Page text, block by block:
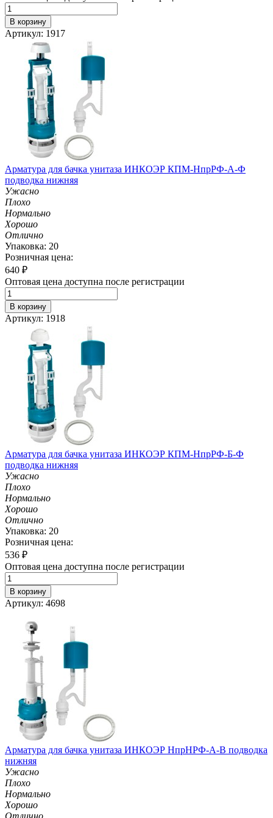
В корзину
Артикул: 1917
Арматура для бачка унитаза ИНКОЭР КПМ-НпрРФ-А-Ф
подводка нижняя
Ужасно
Плохо
Нормально
Хорошо
Отлично
Упаковка: 20
Розничная цена:
640 ₽
Оптовая цена доступна после регистрации
В корзину
Артикул: 1918
Арматура для бачка унитаза ИНКОЭР КПМ-НпрРФ-Б-Ф
подводка нижняя
Ужасно
Плохо
Нормально
Хорошо
Отлично
Упаковка: 20
Розничная цена:
536 ₽
Оптовая цена доступна после регистрации
В корзину
Артикул: 4698
Арматура для бачка унитаза ИНКОЭР НпрНРФ-А-В подводка
нижняя
Ужасно
Плохо
Нормально
Хорошо
Отлично